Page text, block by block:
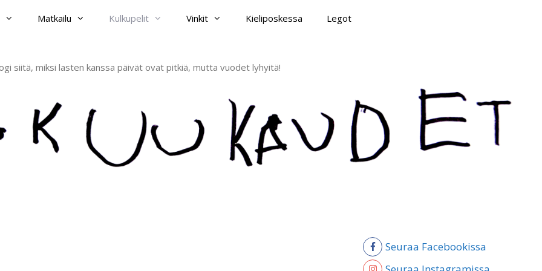
Matkailu Kulkupelit Vinkit Kieliposkessa Legot
siitä, miksi lasten kanssa päivät ovat pitkiä, mutta vuodet lyhyitä!
Seuraa Facebookissa